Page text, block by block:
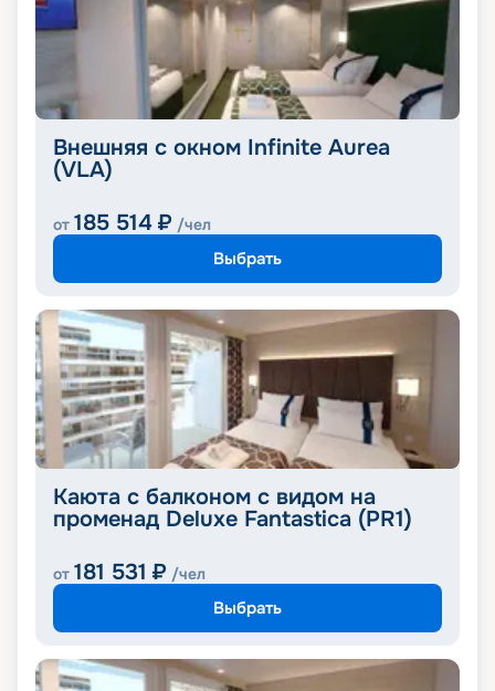
Внешняя с окном Infinite Aurea
(VLA)
от 185 514 ₽ /чел
Выбрать
Каюта с балконом с видом на
променад Deluxe Fantastica (PR1)
от 181 531 ₽ /чел
Выбрать